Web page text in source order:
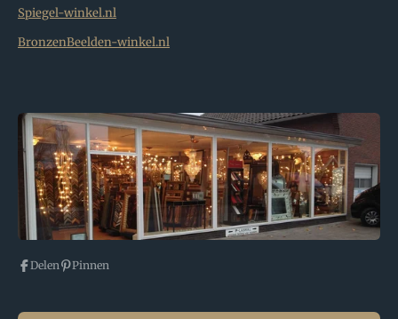
Spiegel-winkel.nl
BronzenBeelden-winkel.nl
Delen Pinnen